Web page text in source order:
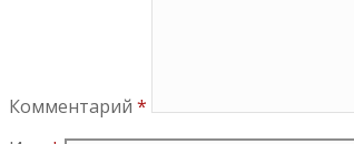
Комментарий *